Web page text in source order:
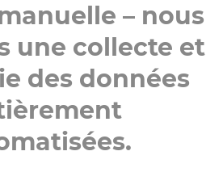
– nous
une collecte et
des données